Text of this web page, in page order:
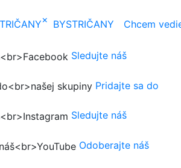
× BYSTRIČANY Chcem
Sledujte náš
Pridajte sa do
Sledujte náš
Odoberajte náš